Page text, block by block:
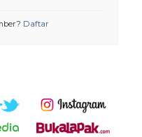
Daftar